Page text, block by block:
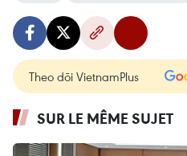
Theo dõi VietnamPlus
SUR LE MÊME SUJET